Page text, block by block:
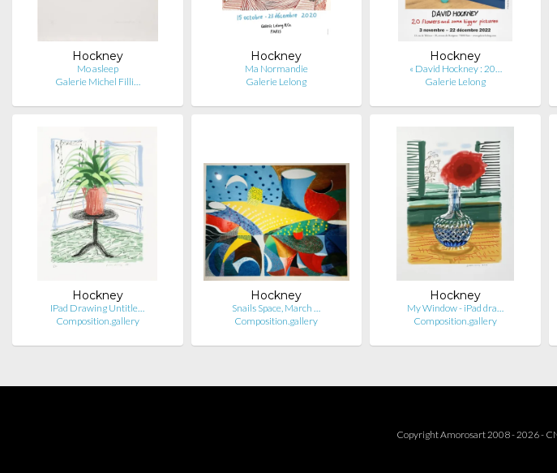
Hockney
Mo asleep
Galerie Michel Filli…
Hockney
Ma Normandie
Galerie Lelong
Hockney
« David Hockney : 20…
Galerie Lelong
Hockney
IPad Drawing Untitle…
Composition.gallery
Hockney
Snails Space, March …
Composition.gallery
Hockney
My Window - iPad dra…
Composition.gallery
Copyright Amorosart 2008 - 2026 -